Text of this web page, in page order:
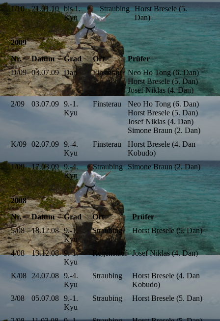
1/10
21.01.10 bis 1.
Kyu
Straubing Horst Bresele (5.
Dan)
2009
Nr.
Datum Grad Ort
Prüfer
D/09 03.07.09 Dan Finsterau
Neo Ho Tong (6. Dan)
Horst Bresele (5. Dan)
Josef Niklas (4. Dan)
2/09
03.07.09
9.-1.
Kyu
Finsterau
Neo Ho Tong (6. Dan)
Horst Bresele (5. Dan)
Josef Niklas (4. Dan)
Simone Braun (2. Dan)
K/09
02.07.09
9.-4.
Kyu
Finsterau
Horst Bresele (4. Dan
Kobudo)
1/09
17.03.09 9.-4.
Kyu
Straubing Simone Braun (2. Dan)
2008
Nr.
Datum Grad Ort
Prüfer
5/08
18.12.08 9.-1.
Kyu
Straubing Horst Bresele (5. Dan)
4/08 13.12.08 9.-1.
Kyu
Regenstauf Josef Niklas (4. Dan)
K/08 24.07.08
9.-4.
Kyu
Straubing
Horst Bresele (4. Dan
Kobudo)
3/08
05.07.08
9.-1.
Kyu
Straubing Horst Bresele (5. Dan)